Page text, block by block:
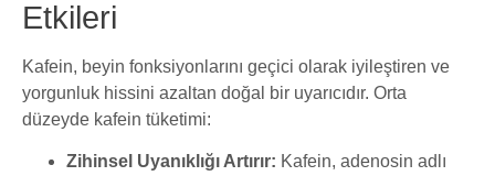
Etkileri
Kafein, beyin fonksiyonlarını geçici olarak iyileştiren ve
yorgunluk hissini azaltan doğal bir uyarıcıdır. Orta
düzeyde kafein tüketimi:
Zihinsel Uyanıklığı Artırır: Kafein, adenosin adlı